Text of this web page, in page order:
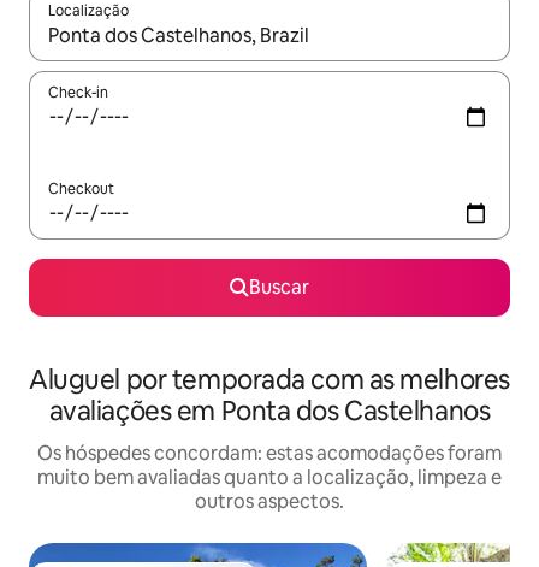
Localização
Quando os resultados estiverem disponíveis, explore-os
Check-in
Checkout
Buscar
Aluguel por temporada com as melhores
avaliações em Ponta dos Castelhanos
Os hóspedes concordam: estas acomodações foram
muito bem avaliadas quanto a localização, limpeza e
outros aspectos.